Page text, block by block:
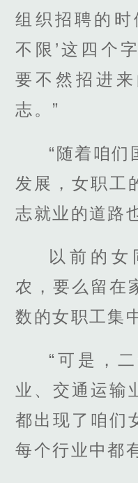
组织招聘的时
不限’这四个
要不然招进
志。”
“随着咱们
发展，女职工
志就业的道路
以前的女
农，要么留在
数的女职工集
“可是，
业、交通运输
都出现了咱们
每个行业中都